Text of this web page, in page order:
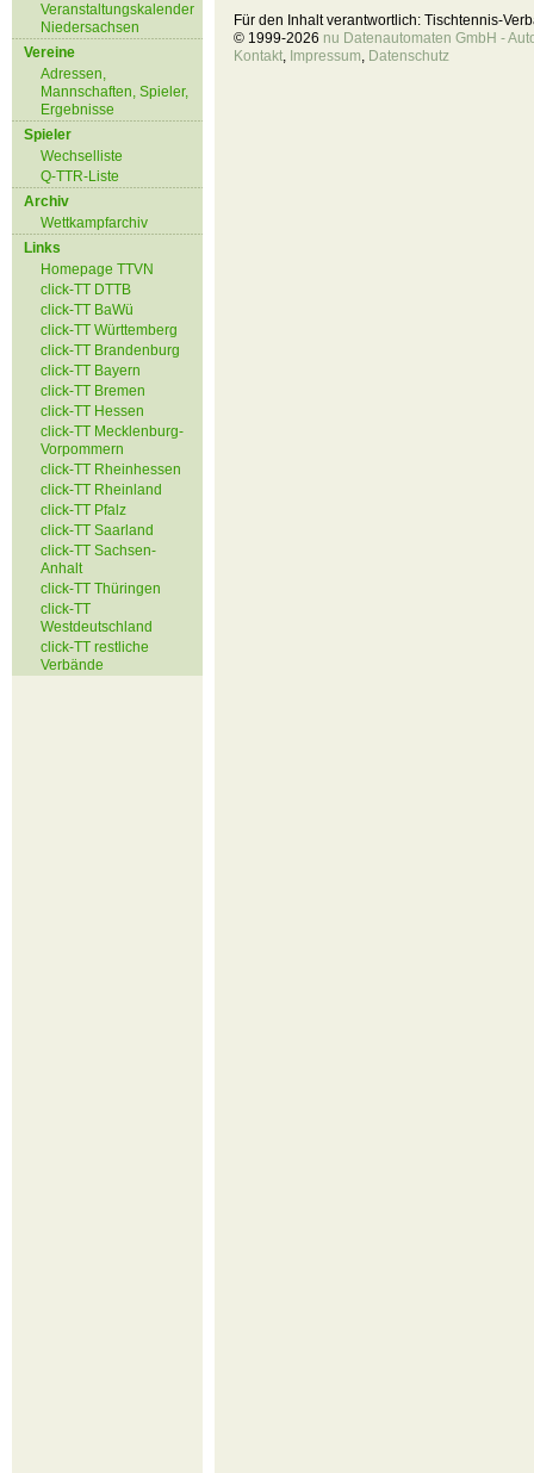
Veranstaltungskalender
Niedersachsen
Vereine
Adressen,
Mannschaften, Spieler,
Ergebnisse
Spieler
Wechselliste
Q-TTR-Liste
Archiv
Wettkampfarchiv
Links
Homepage TTVN
click-TT DTTB
click-TT BaWü
click-TT Württemberg
click-TT Brandenburg
click-TT Bayern
click-TT Bremen
click-TT Hessen
click-TT Mecklenburg-
Vorpommern
click-TT Rheinhessen
click-TT Rheinland
click-TT Pfalz
click-TT Saarland
click-TT Sachsen-
Anhalt
click-TT Thüringen
click-TT
Westdeutschland
click-TT restliche
Verbände
Für den Inhalt verantwortlich: Tischtennis-
© 1999-2026 nu Datenautomaten GmbH -
Kontakt, Impressum, Datenschutz